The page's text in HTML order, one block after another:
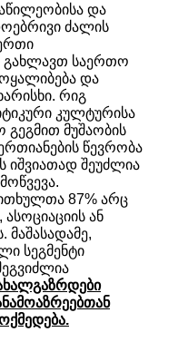
და
ძალის
გახლავთ საერთო
და
რიგ
კულტურისა
გეგმით მუშაობის
წევრობა
იშვიათად შეუძლია
87% არც
ან
მაშასადამე,
სეგმენტი